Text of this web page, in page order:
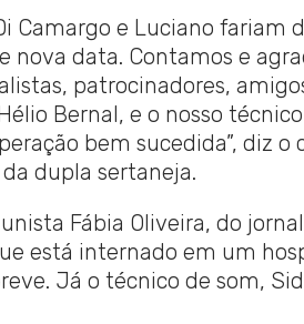
Camargo e Luciano fariam
nova data. Contamos e
patrocinadores,
Bernal, e o nosso
bem sucedida”, diz o
dupla sertaneja.
Fábia Oliveira, do jornal
está internado em um
Já o técnico de som,